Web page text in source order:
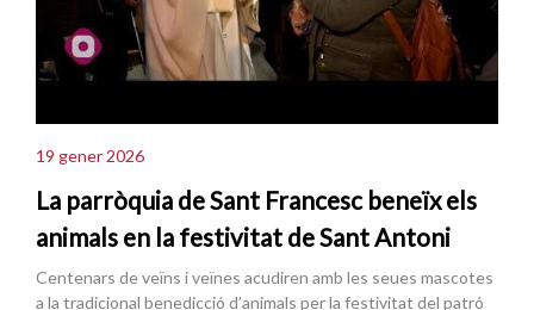
19 gener 2026
La parròquia de Sant Francesc beneïx els
animals en la festivitat de Sant Antoni
Centenars de veïns i veïnes acudiren amb les seues mascotes
a la tradicional benedicció d’animals per la festivitat del patró